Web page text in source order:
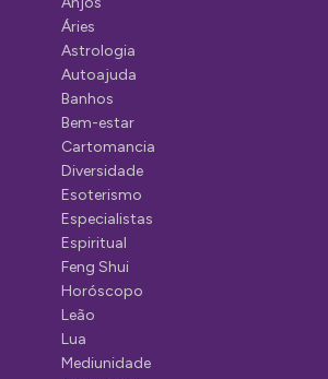
Áries
Astrologia
Autoajuda
Banhos
Bem-estar
Cartomancia
Diversidade
Esoterismo
Especialistas
Espiritual
Feng Shui
Horóscopo
Leão
Lua
Mediunidade